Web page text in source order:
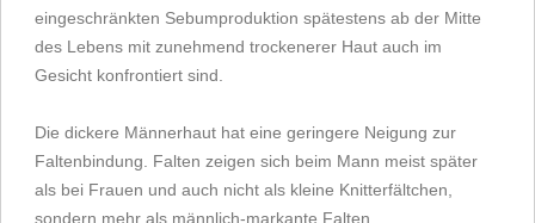
eingeschränkten Sebumproduktion spätestens ab der Mitte
des Lebens mit zunehmend trockenerer Haut auch im
Gesicht konfrontiert sind.
Die dickere Männerhaut hat eine geringere Neigung zur
Faltenbindung. Falten zeigen sich beim Mann meist später
als bei Frauen und auch nicht als kleine Knitterfältchen,
sondern mehr als männlich-markante Falten.